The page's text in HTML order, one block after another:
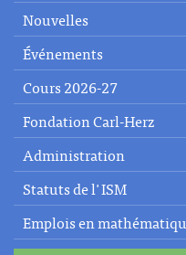
Nouvelles
Événements
Cours 2026-27
Fondation Carl-Herz
Administration
Statuts de l'ISM
Emplois en